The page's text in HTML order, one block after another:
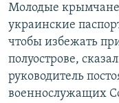
ТЕЛЕПРОЕКТ
СОВЕТЫ
ПРОПАВШИЕ БЕЗ ВЕСТИ
ПОБЕДИТЕЛЕЙ НЕ
Українською
Qırımtatar
ПРИСОЕДИНЯЙТЕСЬ!
Молодые
украинские
чтобы избежать
полуострове,
руководитель
военнослужащих